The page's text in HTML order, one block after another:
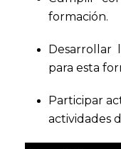
formación.
Desarrollar
para esta
Participar
actividades